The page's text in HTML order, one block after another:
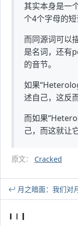
其实本身是一
个4个字母的短
而同源词可以
是名词，还有
的音节。
如果
述自己，这反
而如果
己，而这就让
原文： Cracked
月之暗面：我们对